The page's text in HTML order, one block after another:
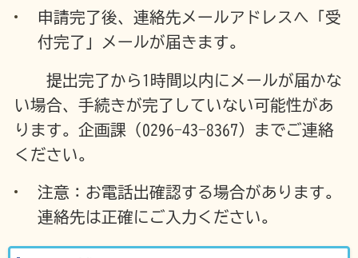
申請完了後、連絡先メールアドレスへ「受
付完了」メールが届きます。
提出完了から1時間以内にメールが届かな
い場合、手続きが完了していない可能性があ
ります。企画課（0296-43-8367）までご連絡
ください。
注意：お電話出確認する場合があります。
連絡先は正確にご入力ください。